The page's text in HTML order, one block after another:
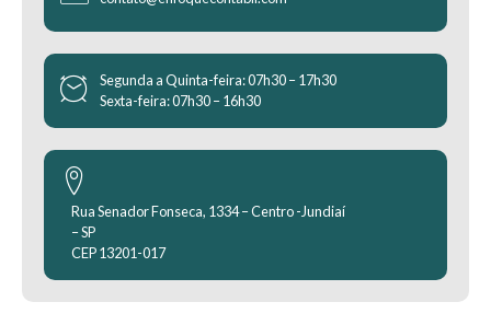
Segunda a Quinta-feira: 07h30 – 17h30
Sexta-feira: 07h30 – 16h30
Rua Senador Fonseca, 1334 – Centro -Jundiaí
– SP
CEP 13201-017